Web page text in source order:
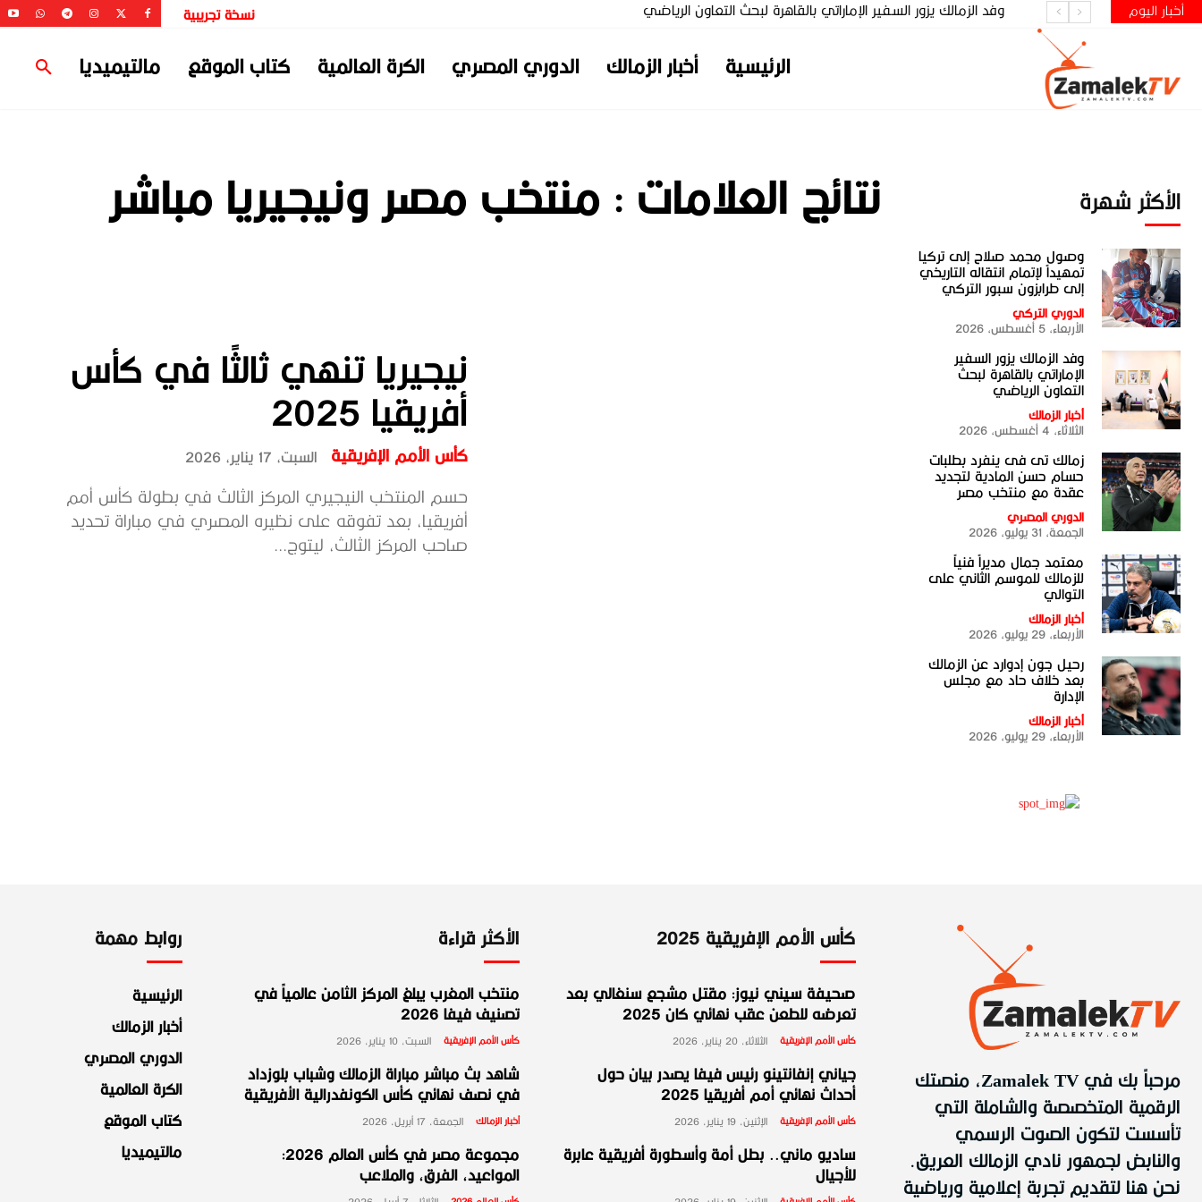
نسخة تجريبية أخبار اليوم وفد الزمالك يزور السفير الإماراتي بالقاهرة لبحث التعاون الرياضي
الرئيسية أخبار الزمالك الدوري المصري الكرة العالمية كتاب الموقع مالتيميديا
نتائج العلامات : منتخب مصر ونيجيريا مباشر
نيجيريا تنهي ثالثًا في كأس
أفريقيا 2025
كأس الأمم الإفريقية السبت، 17 يناير، 2026
حسم المنتخب النيجيري المركز الثالث في بطولة كأس أمم
أفريقيا، بعد تفوقه على نظيره المصري في مباراة تحديد
صاحب المركز الثالث، ليتوج...
الأكثر شهرة
وصول محمد صلاح إلى تركيا
تمهيداً لإتمام انتقاله التاريخي
إلى طرابزون سبور التركي
الدوري التركي
الأربعاء، 5 أغسطس، 2026
وفد الزمالك يزور السفير
الإماراتي بالقاهرة لبحث
التعاون الرياضي
أخبار الزمالك
الثلاثاء، 4 أغسطس، 2026
زمالك تى فى ينفرد بطلبات
حسام حسن المادية لتجديد
عقدة مع منتخب مصر
الدوري المصري
الجمعة، 31 يوليو، 2026
معتمد جمال مديراً فنياً
للزمالك للموسم الثاني على
التوالي
أخبار الزمالك
الأربعاء، 29 يوليو، 2026
رحيل جون إدوارد عن الزمالك
بعد خلاف حاد مع مجلس
الإدارة
أخبار الزمالك
الأربعاء، 29 يوليو، 2026
روابط مهمة
الرئيسية
أخبار الزمالك
الدوري المصري
الكرة العالمية
كتاب الموقع
مالتيميديا
الأكثر قراءة
منتخب المغرب يبلغ المركز الثامن عالمياً في
تصنيف فيفا 2026
كأس الأمم الإفريقية السبت، 10 يناير، 2026
شاهد بث مباشر مباراة الزمالك وشباب بلوزداد
في نصف نهائي كأس الكونفدرالية الأفريقية
أخبار الزمالك الجمعة، 17 أبريل، 2026
مجموعة مصر في كأس العالم 2026:
المواعيد، الفرق، والملاعب
كأس الأمم الإفريقية 2025
صحيفة سيني نيوز: مقتل مشجع سنغالي بعد
تعرضه للطعن عقب نهائي كان 2025
كأس الأمم الإفريقية الثلاثاء، 20 يناير، 2026
جياني إنفانتينو رئيس فيفا يصدر بيان حول
أحداث نهائي أمم أفريقيا 2025
كأس الأمم الإفريقية الإثنين، 19 يناير، 2026
ساديو ماني.. بطل أمة وأسطورة أفريقية عابرة
للأجيال
مرحباً بك في Zamalek TV، منصتك
الرقمية المتخصصة والشاملة التي
تأسست لتكون الصوت الرسمي
والنابض لجمهور نادي الزمالك العريق.
نحن هنا لتقديم تجربة إعلامية ورياضية